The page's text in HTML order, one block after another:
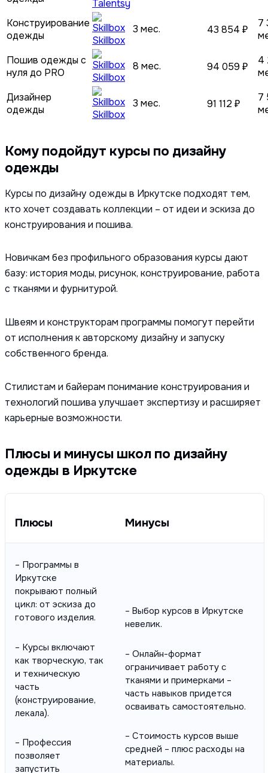
Talentsy
Конструирование
одежды
Skillbox
3 мес. 43 854 ₽
7
Пошив одежды с
нуля до PRO
Skillbox
8 мес. 94 059 ₽
4
Дизайнер
одежды
Skillbox
3 мес. 91 112 ₽
7
Кому подойдут курсы по дизайну
одежды
Курсы по дизайну одежды в Иркутске подходят тем,
кто хочет создавать коллекции – от идеи и эскиза до
конструирования и пошива.
Новичкам без профильного образования курсы дают
базу: история моды, рисунок, конструирование, работа
с тканями и фурнитурой.
Швеям и конструкторам программы помогут перейти
от исполнения к авторскому дизайну и запуску
собственного бренда.
Стилистам и байерам понимание конструирования и
технологий пошива улучшает экспертизу и расширяет
карьерные возможности.
Плюсы и минусы школ по дизайну
одежды в Иркутске
Плюсы Минусы
– Программы в
Иркутске
покрывают полный
цикл: от эскиза до
готового изделия.
– Курсы включают
как творческую, так
и техническую
часть
(конструирование,
лекала).
– Профессия
позволяет
запустить
– Выбор курсов в Иркутске
невелик.
– Онлайн-формат
ограничивает работу с
тканями и примерками –
часть навыков придется
осваивать самостоятельно.
– Стоимость курсов выше
средней – плюс расходы на
материалы.